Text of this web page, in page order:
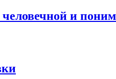
человечной и